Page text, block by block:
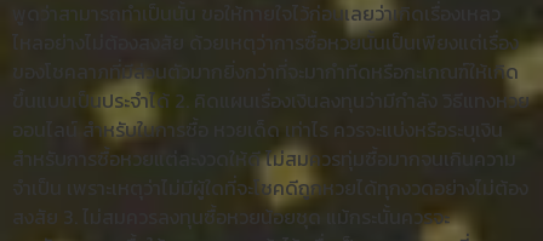
พูดว่าสามารถทำเป็นนั้น ขอให้ทายใจไว้ก่อนเลยว่าเกิดเรื่องเหลว
ไหลอย่างไม่ต้องสงสัย ด้วยเหตุว่าการซื้อหวยนั้นเป็นเพียงแต่เรื่อง
ของโชคลาภที่มีส่วนตัวมากยิ่งกว่าที่จะมากำทีดหรือกะเกณฑ์ให้เกิด
ขึ้นแบบเป็นประจำได้ 2. คิดแผนเรื่องเงินลงทุนว่ามีกำลัง วิธีแทงหวย
ออนไลน์ สำหรับในการซื้อ หวยเด็ด เท่าไร ควรจะแบ่งหรือระบุเงิน
สำหรับการซื้อหวยแต่ละงวดให้ดี ไม่สมควรทุ่มซื้อมากจนเกินความ
จำเป็น เพราะเหตุว่าไม่มีผู้ใดที่จะโชคดีถูกหวยได้ทุกงวดอย่างไม่ต้อง
สงสัย 3. ไม่สมควรลงทุนซื้อหวยน้อยชุด แม้กระนั้นควรจะ